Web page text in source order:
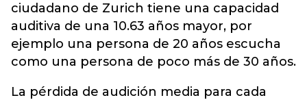
ciudadano de Zurich tiene una capacidad
auditiva de una 10.63 años mayor, por
ejemplo una persona de 20 años escucha
como una persona de poco más de 30 años.
La pérdida de audición media para cada